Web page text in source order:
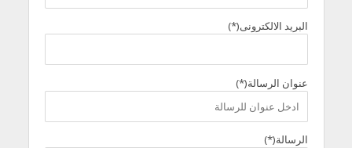
البريد الالكترونى(*)
عنوان الرسالة(*)
الرسالة(*)